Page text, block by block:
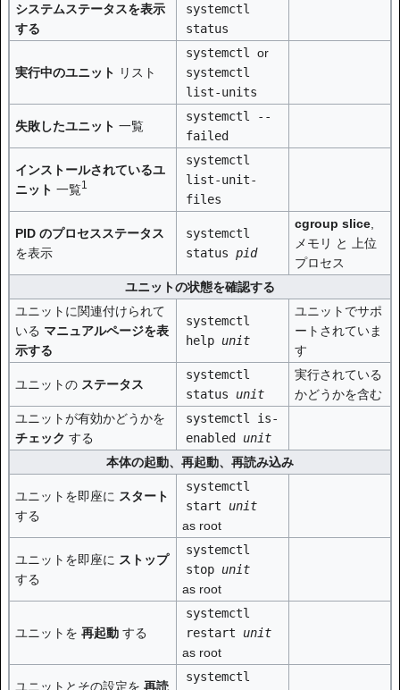
システムステータスを表示
する
systemctl
status
実行中のユニット リスト
systemctl
or
systemctl
list-units
失敗したユニット 一覧
systemctl --
failed
インストールされているユ
ニット 一覧1
systemctl
list-unit-
files
PID のプロセスステータス
を表示
systemctl
status pid
cgroup slice,
メモリ と 上位
プロセス
ユニットの状態を確認する
ユニットに関連付けられて
いる マニュアルページを表
示する
systemctl
help unit
ユニットでサポ
ートされていま
す
ユニットの ステータス
systemctl
status unit
実行されている
かどうかを含む
ユニットが有効かどうかを
チェック する
systemctl is-
enabled unit
本体の起動、再起動、再読み込み
ユニットを即座に スタート
する
systemctl
start unit
as root
ユニットを即座に ストップ
する
systemctl
stop unit
as root
ユニットを 再起動する
systemctl
restart unit
as root
ユニットとその設定を 再読
systemctl